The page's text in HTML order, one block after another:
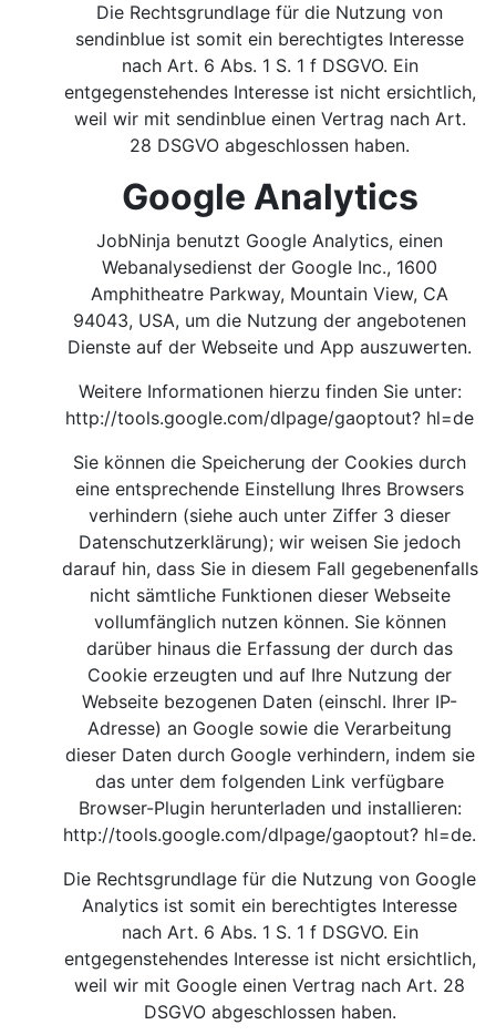
Die Rechtsgrundlage für die Nutzung von
sendinblue ist somit ein berechtigtes Interesse
nach Art. 6 Abs. 1 S. 1 f DSGVO. Ein
entgegenstehendes Interesse ist nicht ersichtlich,
weil wir mit sendinblue einen Vertrag nach Art.
28 DSGVO abgeschlossen haben.
Google Analytics
JobNinja benutzt Google Analytics, einen
Webanalysedienst der Google Inc., 1600
Amphitheatre Parkway, Mountain View, CA
94043, USA, um die Nutzung der angebotenen
Dienste auf der Webseite und App auszuwerten.
Weitere Informationen hierzu finden Sie unter:
http://tools.google.com/dlpage/gaoptout? hl=de
Sie können die Speicherung der Cookies durch
eine entsprechende Einstellung Ihres Browsers
verhindern (siehe auch unter Ziffer 3 dieser
Datenschutzerklärung); wir weisen Sie jedoch
darauf hin, dass Sie in diesem Fall gegebenenfalls
nicht sämtliche Funktionen dieser Webseite
vollumfänglich nutzen können. Sie können
darüber hinaus die Erfassung der durch das
Cookie erzeugten und auf Ihre Nutzung der
Webseite bezogenen Daten (einschl. Ihrer IP-
Adresse) an Google sowie die Verarbeitung
dieser Daten durch Google verhindern, indem sie
das unter dem folgenden Link verfügbare
Browser-Plugin herunterladen und installieren:
http://tools.google.com/dlpage/gaoptout? hl=de.
Die Rechtsgrundlage für die Nutzung von Google
Analytics ist somit ein berechtigtes Interesse
nach Art. 6 Abs. 1 S. 1 f DSGVO. Ein
entgegenstehendes Interesse ist nicht ersichtlich,
weil wir mit Google einen Vertrag nach Art. 28
DSGVO abgeschlossen haben.